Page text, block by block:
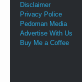
Disclaimer
Privacy Police
Pedoman Media
Advertise With Us
Buy Me a Coffee